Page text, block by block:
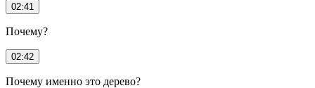
02:41
Почему?
02:42
Почему именно это дерево?